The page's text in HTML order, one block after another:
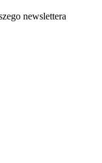
newslettera